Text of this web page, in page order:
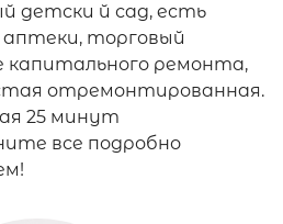
детски й сад, есть
торговый
капитального ремонта,
отремонтированная.
25 минут
все подробно